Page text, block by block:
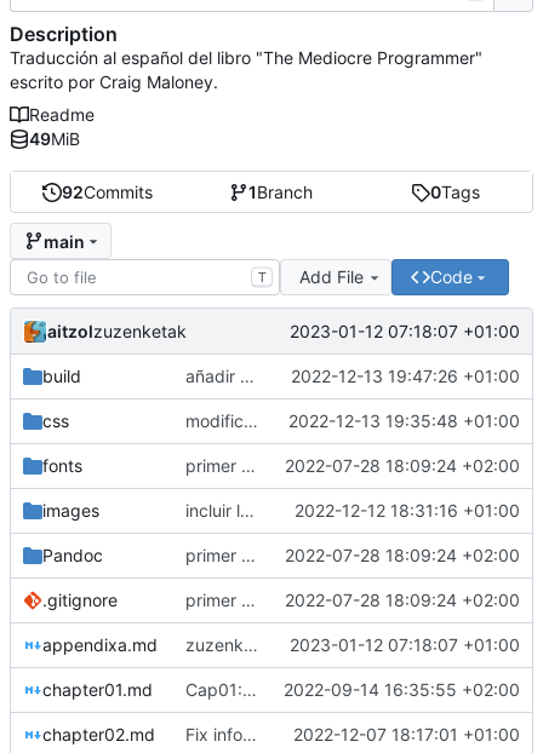
92Commits 1Branch 0Tags
main
T Add File Code
aitzolzuzenketak 2023-01-12 07:18:07 +01:00
build añadir conversión del libro en epub y html 2022-12-13 19:47:26 +01:00
css modificar makefile y archivos compilados (excepto pdf) 2022-12-13 19:35:48 +01:00
fonts primer commit. Importar archivos originales 2022-07-28 18:09:24 +02:00
images incluir las imágenes fuente Krita, inkscape y PNG 2022-12-12 18:31:16 +01:00
Pandoc primer commit. Importar archivos originales 2022-07-28 18:09:24 +02:00
.gitignore primer commit. Importar archivos originales 2022-07-28 18:09:24 +02:00
appendixa.md zuzenketak 2023-01-12 07:18:07 +01:00
chapter01.md Cap01: incorporar propuestas de Spectrumgirl 2022-09-14 16:35:55 +02:00
chapter02.md Fix information about Hooper, it is a woman, not a men. 2022-12-07 18:17:01 +01:00
Description
Traducción al español del libro "The Mediocre Programmer"
escrito por Craig Maloney.
Readme
49MiB